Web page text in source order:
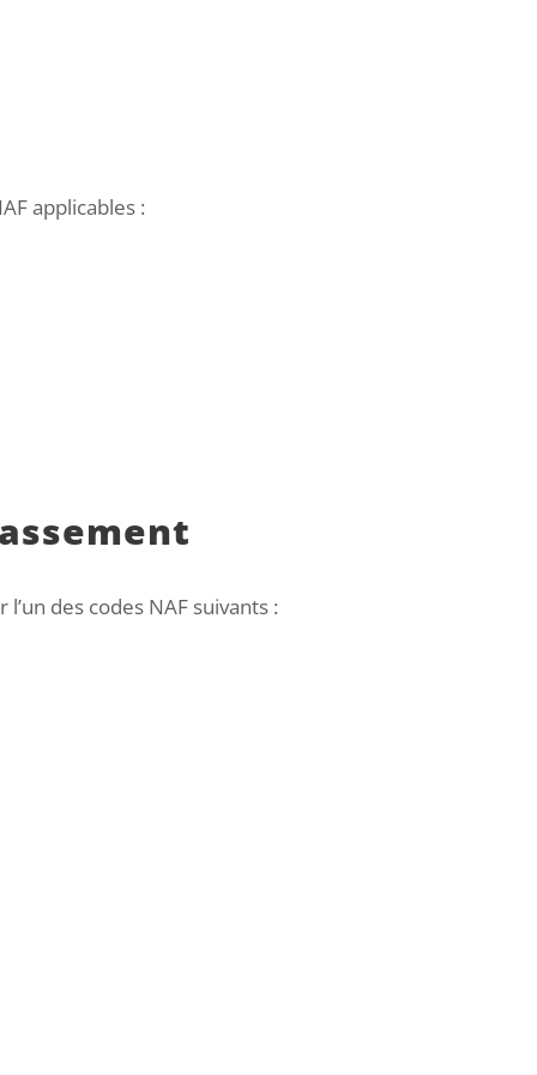
applicables :
des codes NAF suivants :